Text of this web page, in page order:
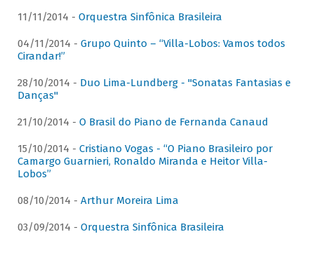
11/11/2014 - Orquestra Sinfônica Brasileira
04/11/2014 - Grupo Quinto – “Villa-Lobos: Vamos todos
Cirandar!”
28/10/2014 - Duo Lima-Lundberg - "Sonatas Fantasias e
Danças"
21/10/2014 - O Brasil do Piano de Fernanda Canaud
15/10/2014 - Cristiano Vogas - “O Piano Brasileiro por
Camargo Guarnieri, Ronaldo Miranda e Heitor Villa-
Lobos”
08/10/2014 - Arthur Moreira Lima
03/09/2014 - Orquestra Sinfônica Brasileira